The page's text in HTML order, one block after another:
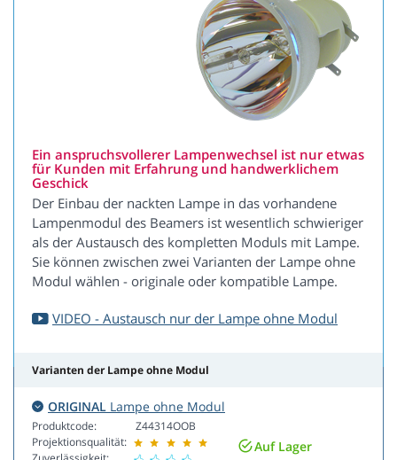
Ein anspruchsvollerer Lampenwechsel ist nur etwas
für Kunden mit Erfahrung und handwerklichem
Geschick
Der Einbau der nackten Lampe in das vorhandene
Lampenmodul des Beamers ist wesentlich schwieriger
als der Austausch des kompletten Moduls mit Lampe.
Sie können zwischen zwei Varianten der Lampe ohne
Modul wählen - originale oder kompatible Lampe.
VIDEO - Austausch nur der Lampe ohne Modul
Varianten der Lampe ohne Modul
ORIGINAL Lampe ohne Modul
Produktcode:
Projektionsqualität:
Z44314OOB
Auf Lager